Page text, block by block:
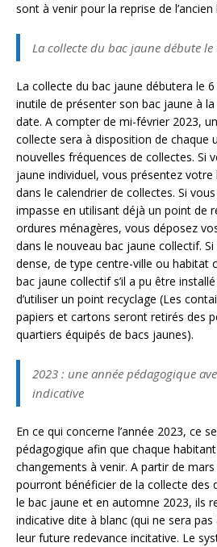
sont à venir pour la reprise de l’ancien
La collecte du bac jaune débute le
La collecte du bac jaune débutera le
inutile de présenter son bac jaune à
date. A compter de mi-février 2023,
collecte sera à disposition de chaque
nouvelles fréquences de collectes. Si
jaune individuel, vous présentez
dans le calendrier de collectes. Si
impasse en utilisant déjà un point de
ordures ménagères, vous déposez
dans le nouveau bac jaune collectif.
dense, de type centre-ville ou habitat
bac jaune collectif s’il a pu être
d’utiliser un point recyclage (Les
papiers et cartons seront retirés des
quartiers équipés de bacs jaunes).
2023 : une année pédagogique
indicative
En ce qui concerne l’année 2023, ce
pédagogique afin que chaque
changements à venir. A partir de
pourront bénéficier de la collecte des
le bac jaune et en automne 2023, ils
indicative dite à blanc (qui ne sera
leur future redevance incitative. Le